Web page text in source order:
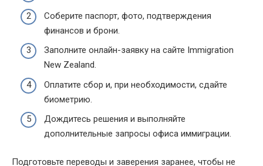
Соберите паспорт, фото, подтверждения
финансов и брони.
Заполните онлайн-заявку на сайте Immigration
New Zealand.
Оплатите сбор и, при необходимости, сдайте
биометрию.
Дождитесь решения и выполняйте
дополнительные запросы офиса иммиграции.
Подготовьте переводы и заверения заранее, чтобы не